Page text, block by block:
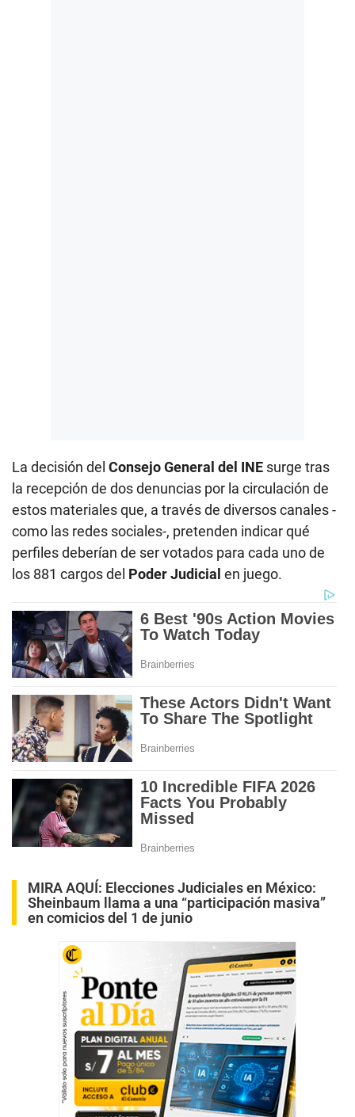
La decisión del Consejo General del INE surge tras
la recepción de dos denuncias por la circulación de
estos materiales que, a través de diversos canales -
como las redes sociales-, pretenden indicar qué
perfiles deberían de ser votados para cada uno de
los 881 cargos del Poder Judicial en juego.
MIRA AQUÍ: Elecciones Judiciales en México:
Sheinbaum llama a una “participación masiva”
en comicios del 1 de junio